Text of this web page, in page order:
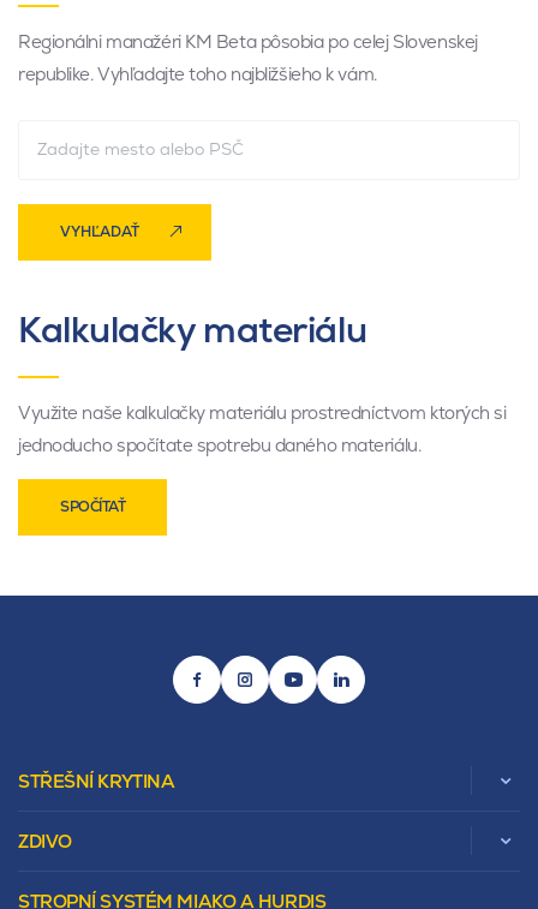
Regionálni manažéri KM Beta pôsobia po celej Slovenskej
republike. Vyhľadajte toho najbližšieho k vám.
VYHĽADAŤ
Kalkulačky materiálu
Využite naše kalkulačky materiálu prostredníctvom ktorých si
jednoducho spočítate spotrebu daného materiálu.
SPOČÍTAŤ
STŘEŠNÍ KRYTINA
Beta
ZDIVO
STROPNÍ SYSTÉM MIAKO A HURDIS